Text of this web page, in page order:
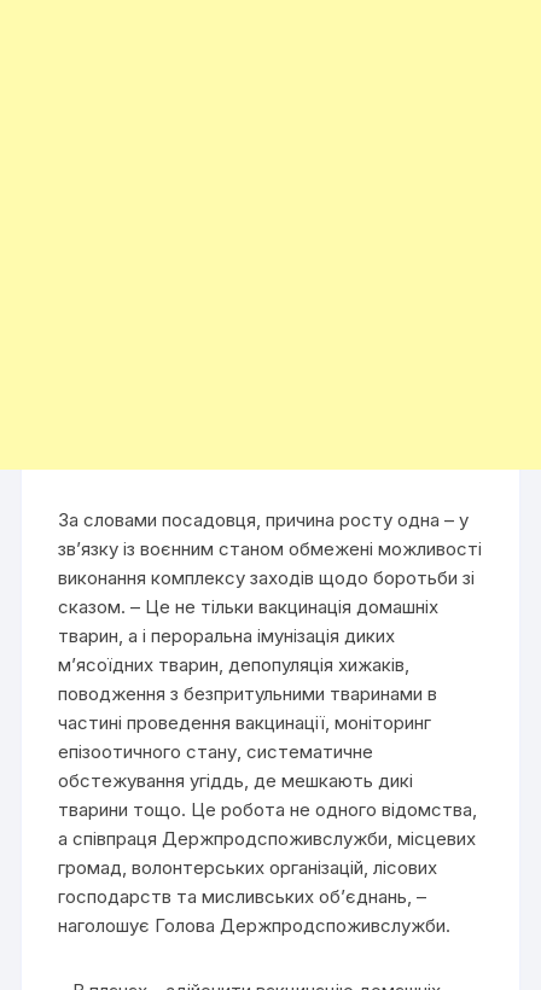
За словами посадовця, причина росту одна – у
зв’язку із воєнним станом обмежені можливості
виконання комплексу заходів щодо боротьби зі
сказом. – Це не тільки вакцинація домашніх
тварин, а і пероральна імунізація диких
м’ясоїдних тварин, депопуляція хижаків,
поводження з безпритульними тваринами в
частині проведення вакцинації, моніторинг
епізоотичного стану, систематичне
обстежування угіддь, де мешкають дикі
тварини тощо. Це робота не одного відомства,
а співпраця Держпродспоживслужби, місцевих
громад, волонтерських організацій, лісових
господарств та мисливських об’єднань, –
наголошує Голова Держпродспоживслужби.